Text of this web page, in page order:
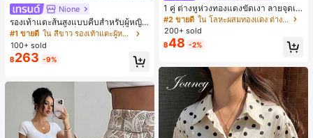
Nione
รองเท้าแตะส้นสูงแบบคีบสำหรับผู้หญิง
สไตล์คลาสสิก สีบล็อก สไตล์แฟรี่ฤดูร้อ
น ส้นเข็ม รองเท้าแตะแบบคีบ รองเท้าแ
ตะชายหาดแฟชั่นสายไขว้ รองเท้าผู้ห
ญิง สำหรับออฟฟิศ บ้าน กลางแจ้ง ดีไซ
น์หัวเหลี่ยม ชิคและหรูหรา สำหรับเดทไ
นท์
#1 ขายดี
ใน สีขาว รองเท้าแตะผู้หญิง
100+ sold
฿263 -9%
1 คู่ ต่างหูห่วงทองแดงขัดเงา ลายจุดเร
ขาคณิตสไตล์มินิมอล เหมาะสำหรับสว
มใส่ประจำวันแบบสบายๆ สำหรับผู้หญิง
#2 ขายดี
ใน โลหะผสมทองแดง ต่างหูผู้หญิง
200+ sold
฿48 -2%